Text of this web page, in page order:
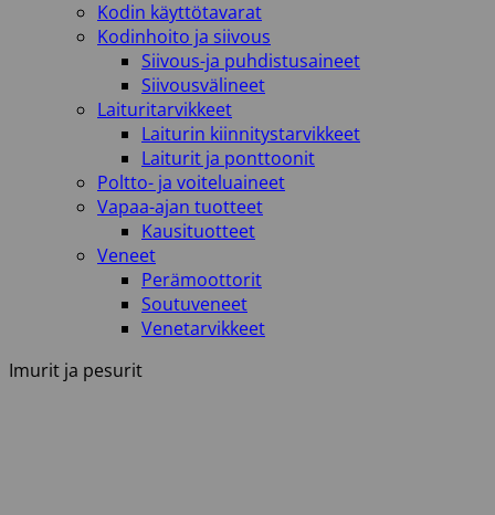
Kodin käyttötavarat
Kodinhoito ja siivous
Siivous-ja puhdistusaineet
Siivousvälineet
Laituritarvikkeet
Laiturin kiinnitystarvikkeet
Laiturit ja ponttoonit
Poltto- ja voiteluaineet
Vapaa-ajan tuotteet
Kausituotteet
Veneet
Perämoottorit
Soutuveneet
Venetarvikkeet
Imurit ja pesurit